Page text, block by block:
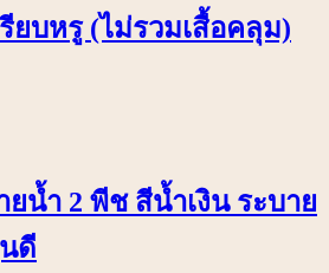
ยบหรู (ไม่รวมเสื้อคลุม)
ยน้ำ 2 พีช สีน้ำเงิน ระบาย
ดี